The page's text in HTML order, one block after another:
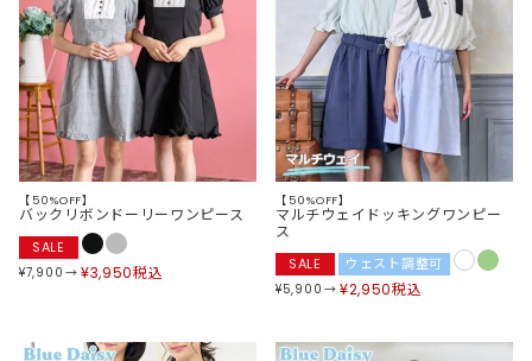
【50%OFF】
バックリボンドーリーワンピース
SALE
¥7,900 ¥3,950税込
【50%OFF】
マルチウェイドッキングワンピー
ス
SALE ウェスト調整可
¥5,900 ¥2,950税込